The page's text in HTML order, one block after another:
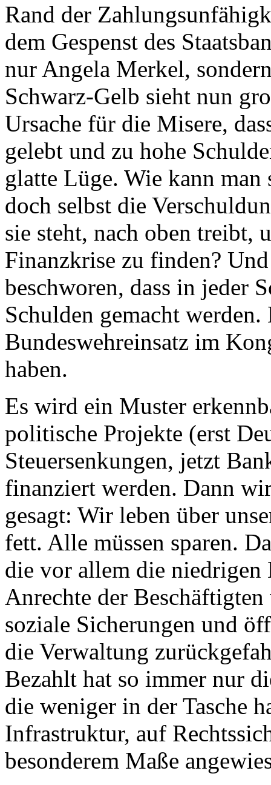
Rand der
dem Gespenst des
nur Angela Merkel,
Schwarz-Gelb sieht nun
Ursache für die Misere,
gelebt und zu hohe
glatte Lüge. Wie kann man
doch selbst die
sie steht, nach oben treibt,
Finanzkrise zu finden?
beschworen, dass in jeder
Schulden gemacht
Bundeswehreinsatz im
haben.
Es wird ein Muster
politische Projekte (erst
Steuersenkungen, jetzt
finanziert werden. Dann
gesagt: Wir leben über
fett. Alle müssen sparen.
die vor allem die niedrigen
Anrechte der
soziale Sicherungen und
die Verwaltung
Bezahlt hat so immer nur
die weniger in der Tasche
Infrastruktur, auf
besonderem Maße